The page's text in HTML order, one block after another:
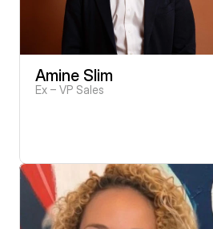
Amine Slim
Ex – VP Sales